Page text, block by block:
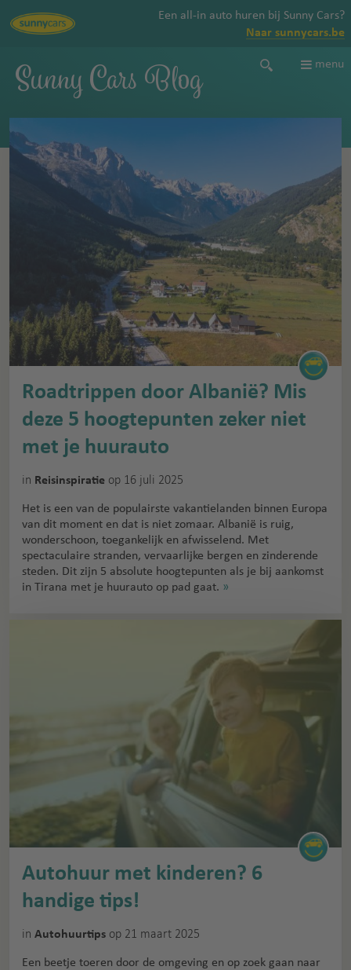
Een all-in auto huren bij Sunny Cars?
Naar sunnycars.be
Sunny Cars Blog menu
Roadtrippen door Albanië? Mis
deze 5 hoogtepunten zeker niet
met je huurauto
in Reisinspiratie op 16 juli 2025
Het is een van de populairste vakantielanden binnen Europa
van dit moment en dat is niet zomaar. Albanië is ruig,
wonderschoon, toegankelijk en afwisselend. Met
spectaculaire stranden, vervaarlijke bergen en zinderende
steden. Dit zijn 5 absolute hoogtepunten als je bij aankomst
in Tirana met je huurauto op pad gaat. »
Autohuur met kinderen? 6
handige tips!
in Autohuurtips op 21 maart 2025
Een beetje toeren door de omgeving en op zoek gaan naar